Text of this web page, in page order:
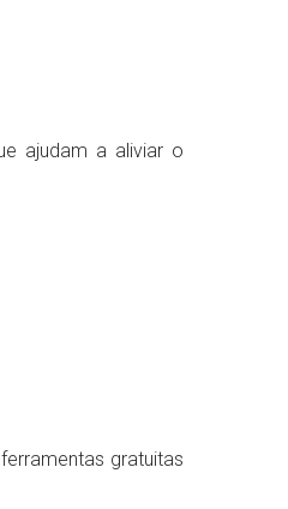
ajudam a aliviar o
gratuitas